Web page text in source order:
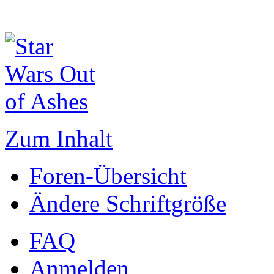
Zum Inhalt
Foren-Übersicht
Ändere Schriftgröße
FAQ
Anmelden